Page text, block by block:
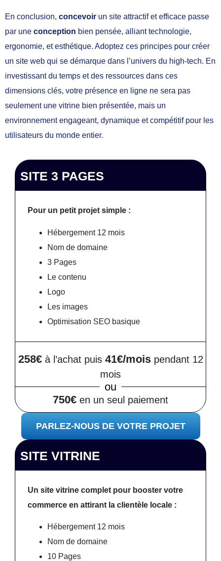
En conclusion, concevoir un site attractif et efficace passe
par une conception bien pensée, alliant technologie,
ergonomie, et esthétique. Adoptez ces principes pour créer
un site web qui se démarque dans l’univers du high-tech. En
investissant du temps et des ressources dans ces
dimensions clés, votre présence en ligne ne sera pas
seulement une vitrine bien présentée, mais un
environnement engageant, dynamique et compétitif pour les
utilisateurs du monde entier.
SITE 3 PAGES
Pour un petit projet simple :
Hébergement 12 mois
Nom de domaine
3 Pages
Le contenu
Logo
Les images
Optimisation SEO basique
258€ à l’achat puis 41€/mois pendant 12
mois
ou
750€ en un seul paiement
PARLEZ-NOUS DE VOTRE PROJET
SITE VITRINE
Un site vitrine complet pour booster votre
commerce en attirant la clientèle locale :
Hébergement 12 mois
Nom de domaine
10 Pages